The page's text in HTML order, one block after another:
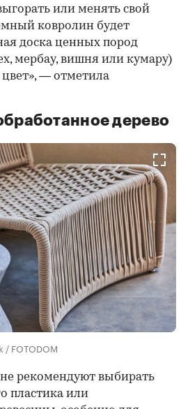
или менять свой
ковролин будет
доска ценных пород
мербау, вишня или кумару)
цвет», — отметила
дерево
FOTODOM
рекомендуют выбирать
пластика или